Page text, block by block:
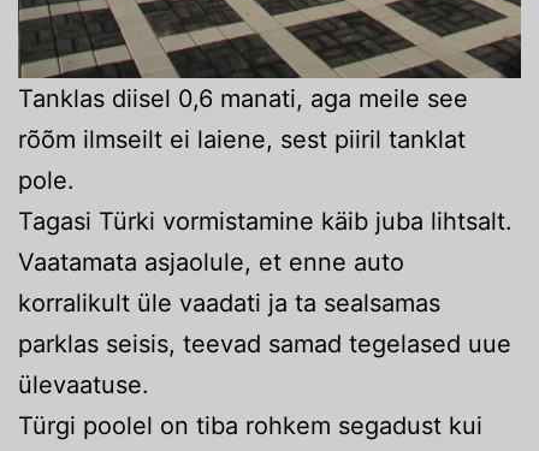
Tanklas diisel 0,6 manati, aga meile see
rõõm ilmseilt ei laiene, sest piiril tanklat
pole.
Tagasi Türki vormistamine käib juba lihtsalt.
Vaatamata asjaolule, et enne auto
korralikult üle vaadati ja ta sealsamas
parklas seisis, teevad samad tegelased uue
ülevaatuse.
Türgi poolel on tiba rohkem segadust kui